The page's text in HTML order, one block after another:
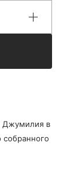
Джумилия в
собранного